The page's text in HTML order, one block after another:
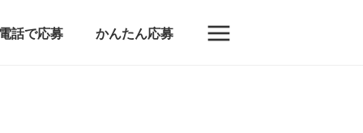
話で応募 かんたん応募